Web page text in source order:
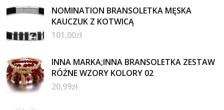
NOMINATION BRANSOLETKA MĘSKA
KAUCZUK Z KOTWICĄ
101,00zł
INNA MARKA;INNA BRANSOLETKA ZESTAW
RÓŻNE WZORY KOLORY 02
20,99zł